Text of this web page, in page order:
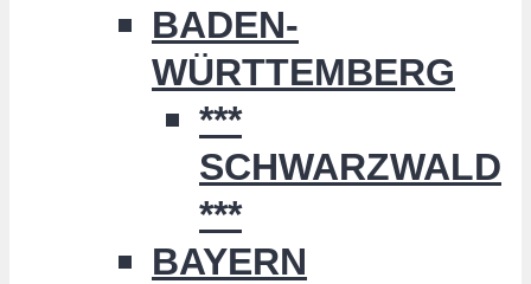
BADEN-
WÜRTTEMBERG
***
SCHWARZWALD
***
BAYERN